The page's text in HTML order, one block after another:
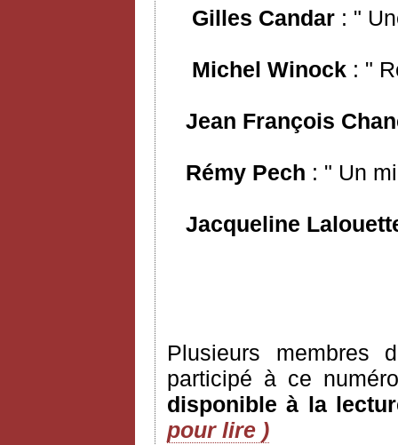
Gilles Candar : "
Michel Winock : "
Jean François
Rémy Pech : " Un
Jacqueline
Plusieurs membres
participé à ce
disponible à la
pour lire )